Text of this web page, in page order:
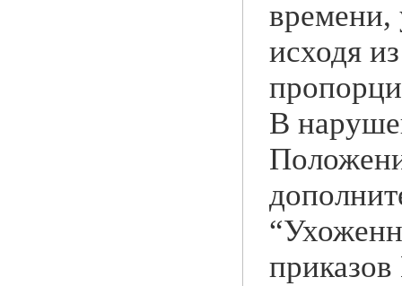
времени,
исходя
В